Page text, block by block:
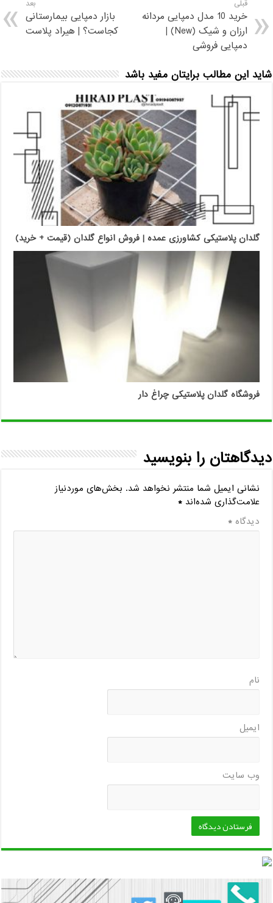
قبلی
خرید 10 مدل دمپایی مردانه
ارزان و شیک (New) |
دمپایی فروشی
بعد
بازار دمپایی بیمارستانی
کجاست؟ | هیراد پلاست
شاید این مطالب برایتان مفید باشد
گلدان پلاستیکی کشاورزی عمده | فروش انواع گلدان (قیمت + خرید)
فروشگاه گلدان پلاستیکی چراغ دار
دیدگاهتان را بنویسید
نشانی ایمیل شما منتشر نخواهد شد. بخش‌های موردنیاز
علامت‌گذاری شده‌اند*
دیدگاه*
نام
ایمیل
وب‌ سایت